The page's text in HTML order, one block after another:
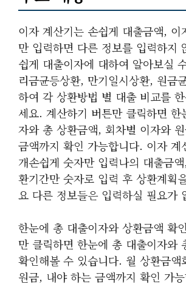
이자 계산기는 손쉽게 대출금액, 이
만 입력하면 다른 정보를 입력하지
쉽게 대출이자에 대하여 알아보실
리금균등상환, 만기일시상환, 원금
하여 각 상환방법 별 대출 비교를
세요. 계산하기 버튼만 클릭하면 한
자와 총 상환금액, 회차별 이자와
금액까지 확인 가능합니다. 이자 계
개손쉽게 숫자만 입력나의 대출금
환기간만 숫자로 입력 후 상환계획
요 다른 정보들은 입력하실 필요가
한눈에 총 대출이자와 상환금액 확
만 클릭하면 한눈에 총 대출이자와
확인해볼 수 있습니다. 월 상환금액
원금, 내야 하는 금액까지 확인 가